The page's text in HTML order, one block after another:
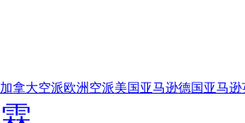
加拿大空派欧洲空派美国亚马逊德国亚马逊